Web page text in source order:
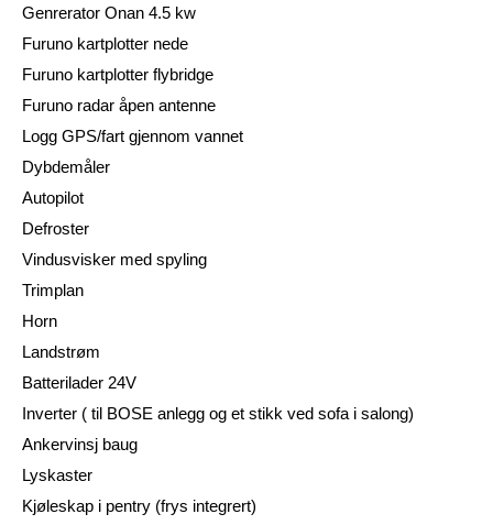
Genrerator Onan 4.5 kw
Furuno kartplotter nede
Furuno kartplotter flybridge
Furuno radar åpen antenne
Logg GPS/fart gjennom vannet
Dybdemåler
Autopilot
Defroster
Vindusvisker med spyling
Trimplan
Horn
Landstrøm
Batterilader 24V
Inverter ( til BOSE anlegg og et stikk ved sofa i salong)
Ankervinsj baug
Lyskaster
Kjøleskap i pentry (frys integrert)